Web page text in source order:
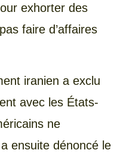
exhorter des
faire d’affaires
iranien a exclu
avec les États-
ne
ensuite dénoncé le